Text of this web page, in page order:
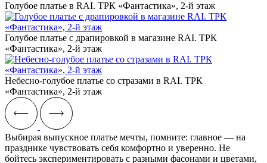
Голубое платье в RAI. ТРК «Фантастика», 2-й этаж
Голубое платье с драпировкой в магазине RAI. ТРК
«Фантастика», 2-й этаж
Небесно-голубое платье со стразами в RAI. ТРК
«Фантастика», 2-й этаж
Выбирая выпускное платье мечты, помните: главное — на
празднике чувствовать себя комфортно и уверенно. Не
бойтесь экспериментировать с разными фасонами и цветами,